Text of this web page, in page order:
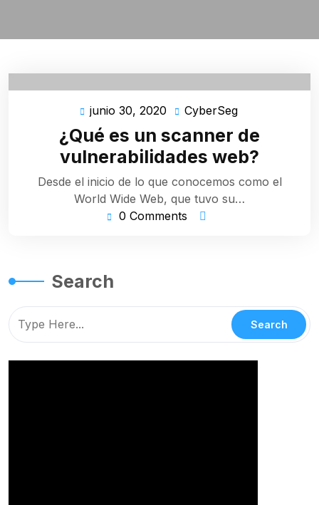
junio 30, 2020 junio
2020
CyberSeg
¿Qué es un scanner de
vulnerabilidades web?
Desde el inicio de lo que conocemos como el
World Wide Web, que tuvo su…
0 Comments
Search